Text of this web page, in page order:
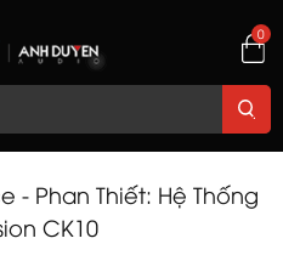
0
- Phan Thiết: Hệ Thống
CK10